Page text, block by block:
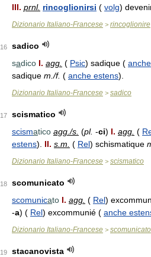
III. prnl. rincoglionirsi ( volg)
Dizionario Italiano-Francese > rincoglionire
16
sadico
sadico I. agg. ( Psic) sadique (
sadique m./f. ( anche estens).
Dizionario Italiano-Francese > sadico
17
scismatico
scismatico agg./s. (pl. -ci) I. agg. (
estens). II. s.m. ( Rel) schismatique
Dizionario Italiano-Francese > scismatico
18
scomunicato
scomunicato I. agg. ( Rel)
-a) ( Rel) excommunié ( anche
Dizionario Italiano-Francese > scomunicato
19
stacanovista